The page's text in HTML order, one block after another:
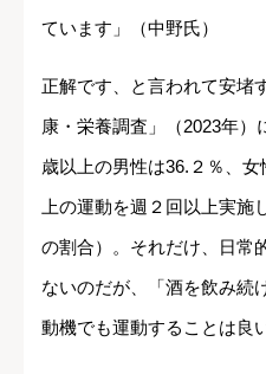
ています」（中野氏）
正解です、と言われて安堵
康・栄養調査」（2023年）
歳以上の男性は36.２％、
上の運動を週２回以上実施
の割合）。それだけ、日常
ないのだが、「酒を飲み続
動機でも運動することは良